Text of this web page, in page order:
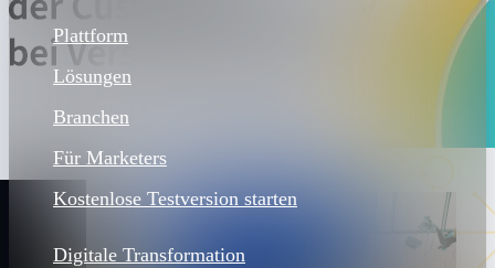
Plattform
Lösungen
Branchen
Für Marketers
Kostenlose Testversion starten
Digitale Transformation